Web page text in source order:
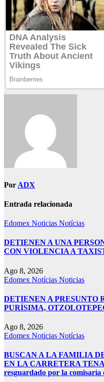
Por ADX
Entrada relacionada
Edomex Noticias Notícias
DETIENEN A UNA
CON VIOLENCIA A
Ago 8, 2026
Edomex Notícias Noticias
DETIENEN A PRESUNTO
PURÍSIMA,
Ago 8, 2026
Edomex Noticias Notícias
BUSCAN A LA FAMILIA
EN LA CARRETERA
resguardado por la comisaría